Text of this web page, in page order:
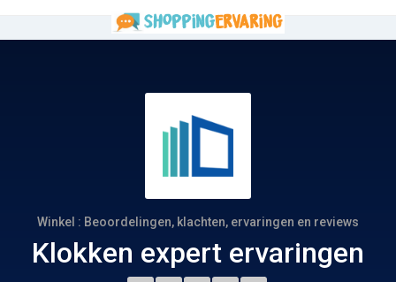
Winkel : Beoordelingen, klachten, ervaringen en reviews
Klokken expert ervaringen